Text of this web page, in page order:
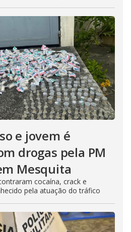
e jovem é
drogas pela PM
Mesquita
cocaína, crack e
pela atuação do tráfico